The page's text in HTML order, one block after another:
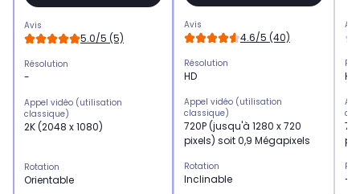
Avis
5.0/5 (5)
Résolution
-
Appel vidéo (utilisation
classique)
2K (2048 x 1080)
Rotation
Orientable
Avis
4.6/5 (40)
Résolution
HD
Appel vidéo (utilisation
classique)
720P (jusqu'à 1280 x 720
pixels) soit 0,9 Mégapixels
Rotation
Inclinable
HD
-